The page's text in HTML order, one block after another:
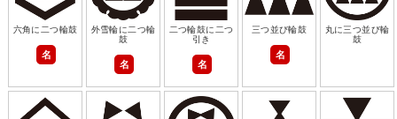
六角に二つ輪鼓
名
外雪輪に二つ輪
鼓
名
二つ輪鼓に二つ
引き
名
三つ並び輪鼓
名
丸に三つ並び輪
鼓